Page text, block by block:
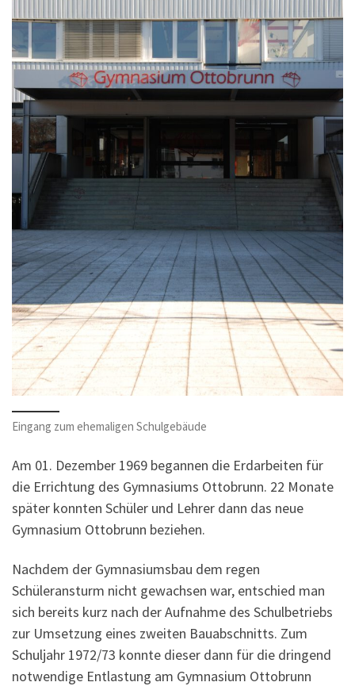
Eingang zum ehemaligen Schulgebäude
Am 01. Dezember 1969 begannen die Erdarbeiten für
die Errichtung des Gymnasiums Ottobrunn. 22 Monate
später konnten Schüler und Lehrer dann das neue
Gymnasium Ottobrunn beziehen.
Nachdem der Gymnasiumsbau dem regen
Schüleransturm nicht gewachsen war, entschied man
sich bereits kurz nach der Aufnahme des Schulbetriebs
zur Umsetzung eines zweiten Bauabschnitts. Zum
Schuljahr 1972/73 konnte dieser dann für die dringend
notwendige Entlastung am Gymnasium Ottobrunn